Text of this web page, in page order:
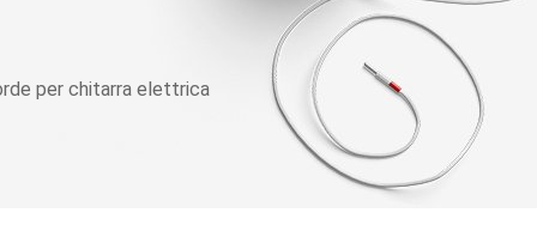
per chitarra elettrica